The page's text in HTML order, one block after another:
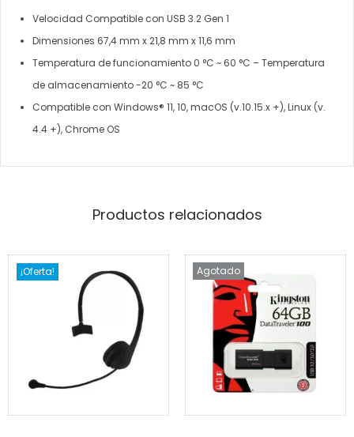
Velocidad Compatible con USB 3.2 Gen 1
Dimensiones 67,4 mm x 21,8 mm x 11,6 mm
Temperatura de funcionamiento 0 °C ~ 60 °C – Temperatura
de almacenamiento -20 °C ~ 85 °C
Compatible con Windows® 11, 10, macOS (v.10.15.x +), Linux (v.
4.4 +), Chrome OS
Productos relacionados
¡Oferta! Agotado